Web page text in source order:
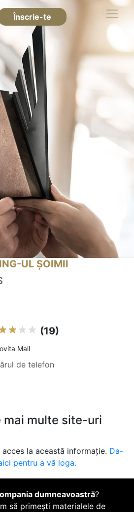
Înscrie-te
UL ȘOIMII
(19)
Mall
de telefon
mai multe site-uri
la această informație. Da-
pentru a vă loga.
dumneavoastră?
să primești materialele de